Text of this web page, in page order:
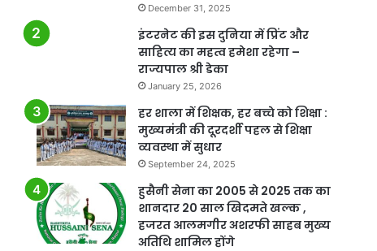
December 31, 2025
इंटरनेट की इस दुनिया में प्रिंट और
साहित्य का महत्व हमेशा रहेगा –
राज्यपाल श्री डेका
January 25, 2026
हर शाला में शिक्षक, हर बच्चे को शिक्षा :
मुख्यमंत्री की दूरदर्शी पहल से शिक्षा
व्यवस्था में सुधार
September 24, 2025
हुसैनी सेना का 2005 से 2025 तक का
शानदार 20 साल खिदमते खल्क ,
हजरत आलमगीर अशरफी साहब मुख्य
अतिथि शामिल होंगे